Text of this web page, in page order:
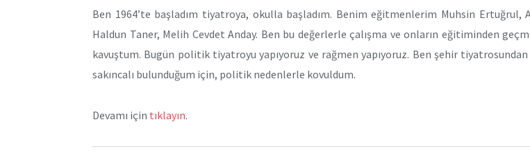
Ben 1964’te başladım tiyatroya, okulla başladım. Benim eğitmenlerim Muhsin Ertuğrul,
Haldun Taner, Melih Cevdet Anday. Ben bu değerlerle çalışma ve onların eğitiminden
kavuştum. Bugün politik tiyatroyu yapıyoruz ve rağmen yapıyoruz. Ben şehir tiyatrosundan
sakıncalı bulunduğum için, politik nedenlerle kovuldum.
Devamı için tıklayın.